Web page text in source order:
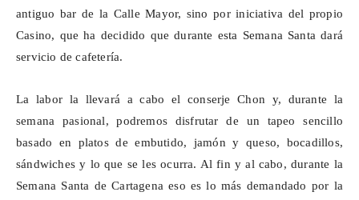
antiguo bar de la Calle Mayor, sino por iniciativa del propio
Casino, que ha decidido que durante esta Semana Santa dará
servicio de cafetería.
La labor la llevará a cabo el conserje Chon y, durante la
semana pasional, podremos disfrutar de un tapeo sencillo
basado en platos de embutido, jamón y queso, bocadillos,
sándwiches y lo que se les ocurra. Al fin y al cabo, durante la
Semana Santa de Cartagena eso es lo más demandado por la